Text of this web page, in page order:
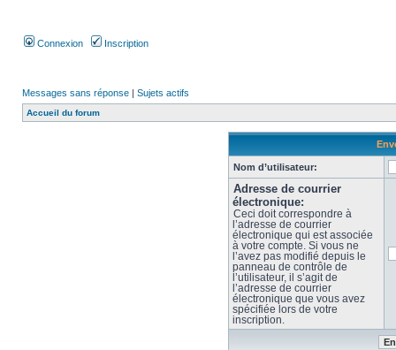
Connexion Inscription
Messages sans réponse | Sujets actifs
Accueil du forum
Nom d’utilisateur:
Adresse de courrier
électronique:
Ceci doit correspondre à
l’adresse de courrier
électronique qui est associée
à votre compte. Si vous ne
l’avez pas modifié depuis le
panneau de contrôle de
l’utilisateur, il s’agit de
l’adresse de courrier
électronique que vous avez
spécifiée lors de votre
inscription.